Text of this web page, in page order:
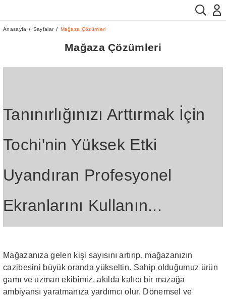
Anasayfa Sayfalar Mağaza Çözümleri
Mağaza Çözümleri
Tanınırlığınızı Arttırmak İçin
Tochi'nin Yüksek Etki
Uyandıran Profesyonel
Ekranlarını Kullanın...
Mağazanıza gelen kişi sayısını artırıp, mağazanızın
cazibesini büyük oranda yükseltin. Sahip olduğumuz ürün
gamı ve uzman ekibimiz, akılda kalıcı bir mazağa
ambiyansı yaratmanıza yardımcı olur. Dönemsel ve